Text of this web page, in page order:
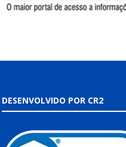
DESENVOLVIDO POR CR2